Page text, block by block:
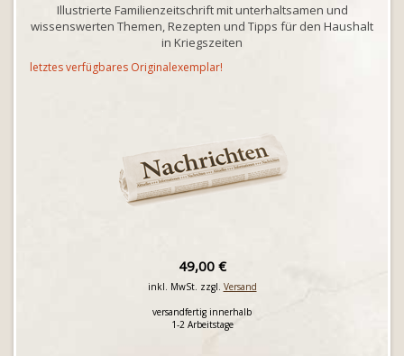
Illustrierte Familienzeitschrift mit unterhaltsamen und
wissenswerten Themen, Rezepten und Tipps für den Haushalt
in Kriegszeiten
letztes verfügbares Originalexemplar!
49,00 €
inkl. MwSt. zzgl. Versand
versandfertig innerhalb
1-2 Arbeitstage